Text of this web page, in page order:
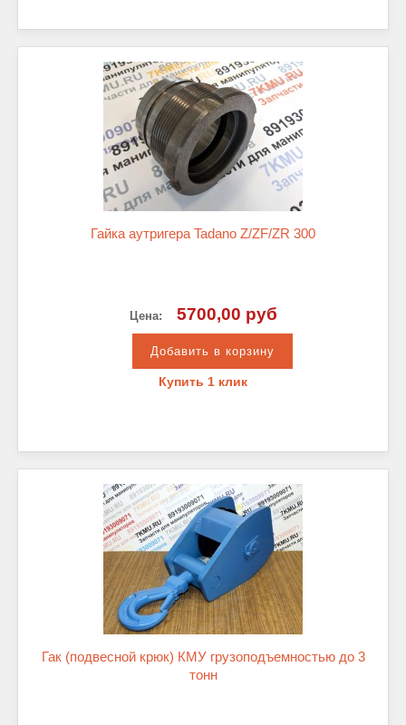
Гайка аутригера Tadano Z/ZF/ZR 300
Цена: 5700,00 руб
Купить 1 клик
Гак (подвесной крюк) КМУ грузоподъемностью до 3
тонн